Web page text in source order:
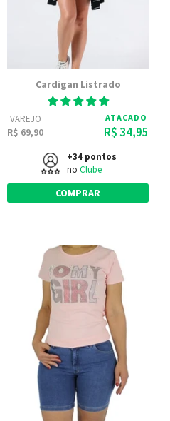
Cardigan Listrado
VAREJO
R$ 69,90
ATACADO
R$ 34,95
+34 pontos
no Clube
COMPRAR